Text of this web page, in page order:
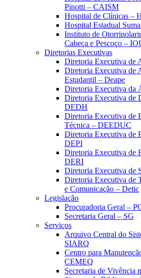
Pinotti – CAISM
Hospital de Clínicas –
Hospital Estadual
Instituto de
Cabeça e Pescoço –
Diretorias Executivas
Diretoria Executiva de
Diretoria Executiva de
Estudantil – Deape
Diretoria Executiva da
Diretoria Executiva de
DEDH
Diretoria Executiva de
Técnica – DEEDUC
Diretoria Executiva de
DEPI
Diretoria Executiva de
DERI
Diretoria Executiva de
Diretoria Executiva de
e Comunicação – Detic
Legislação
Procuradoria Geral –
Secretaria Geral – SG
Serviços
Arquivo Central do
SIARQ
Centro para
CEMEQ
Secretaria de Vivência